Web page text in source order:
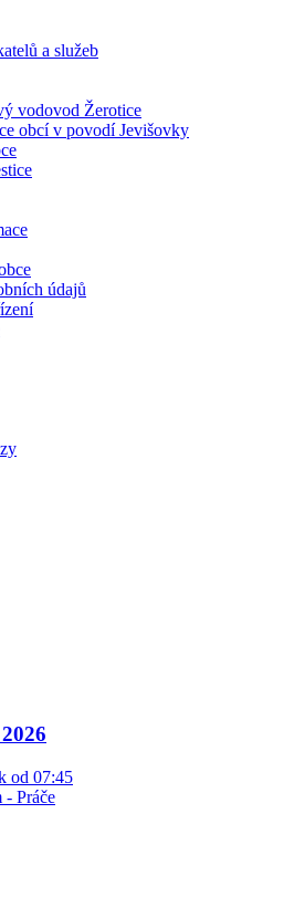
a služeb
vodovod Žerotice
obcí v povodí Jevišovky
údajů
od 07:45
Práče